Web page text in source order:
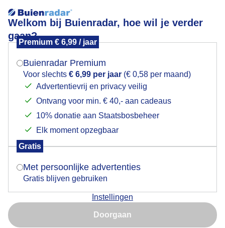
Welkom bij Buienradar, hoe wil je verder
gaan?
Premium € 6,99 / jaar
Buienradar Premium
Voor slechts € 6,99 per jaar (€ 0,58 per maand)
Advertentievrij en privacy veilig
Ontvang voor min. € 40,- aan cadeaus
10% donatie aan Staatsbosbeheer
Elk moment opzegbaar
Gratis
Met persoonlijke advertenties
Gratis blijven gebruiken
Instellingen
Doorgaan
Prachtige wolkenlucht
Zojuist
Mogen we je locatie gebruiken voor het
Indien je hier nog geen akkoord op hebt gegeven,
verschijnt er zo een pop-up uit je browser waarin
Is goed, toon de popup
Nu niet, misschien later